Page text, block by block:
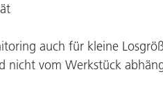
auch für kleine
nicht vom Werkstück